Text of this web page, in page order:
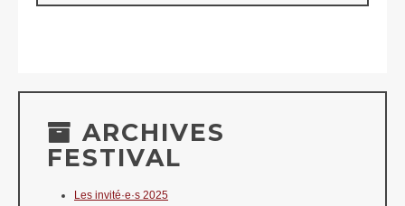
https://www.pourlecinema.com/
ARCHIVES
FESTIVAL
Les invité·e·s 2025